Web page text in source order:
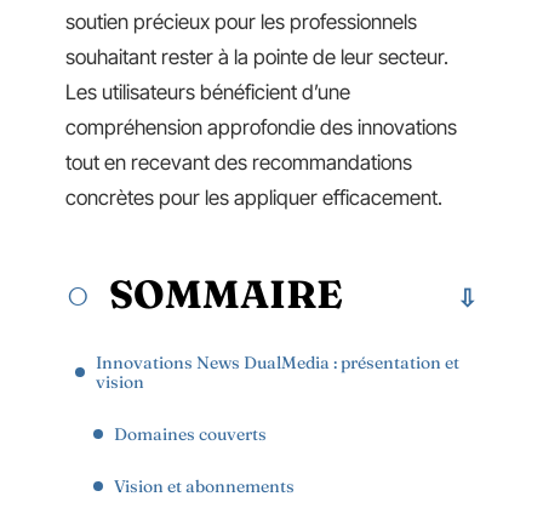
soutien précieux pour les professionnels
souhaitant rester à la pointe de leur secteur.
Les utilisateurs bénéficient d’une
compréhension approfondie des innovations
tout en recevant des recommandations
concrètes pour les appliquer efficacement.
SOMMAIRE
Innovations News DualMedia : présentation et
vision
Domaines couverts
Vision et abonnements